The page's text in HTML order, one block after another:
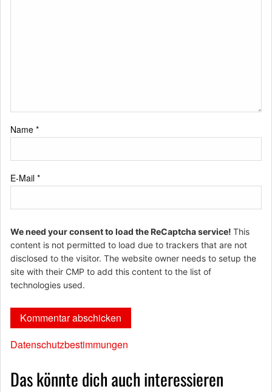
Name *
E-Mail *
We need your consent to load the ReCaptcha service! This
content is not permitted to load due to trackers that are not
disclosed to the visitor. The website owner needs to setup the
site with their CMP to add this content to the list of
technologies used.
Datenschutzbestimmungen
Das könnte dich auch interessieren